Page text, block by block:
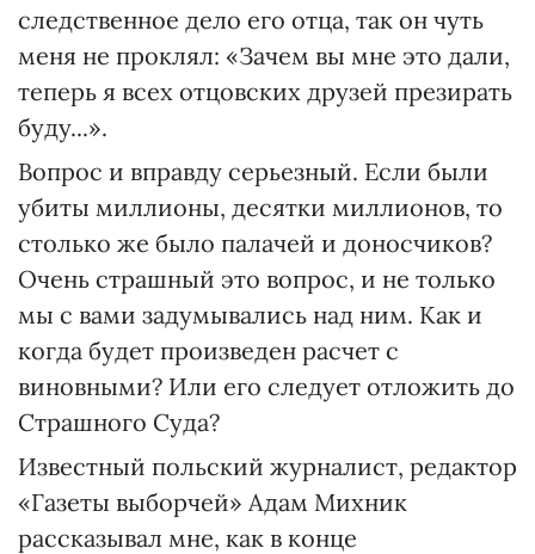
следственное дело его отца, так он чуть
меня не проклял: «Зачем вы мне это дали,
теперь я всех отцовских друзей презирать
буду...».
Вопрос и вправду серьезный. Если были
убиты миллионы, десятки миллионов, то
столько же было палачей и доносчиков?
Очень страшный это вопрос, и не только
мы с вами задумывались над ним. Как и
когда будет произведен расчет с
виновными? Или его следует отложить до
Страшного Суда?
Известный польский журналист, редактор
«Газеты выборчей» Адам Михник
рассказывал мне, как в конце